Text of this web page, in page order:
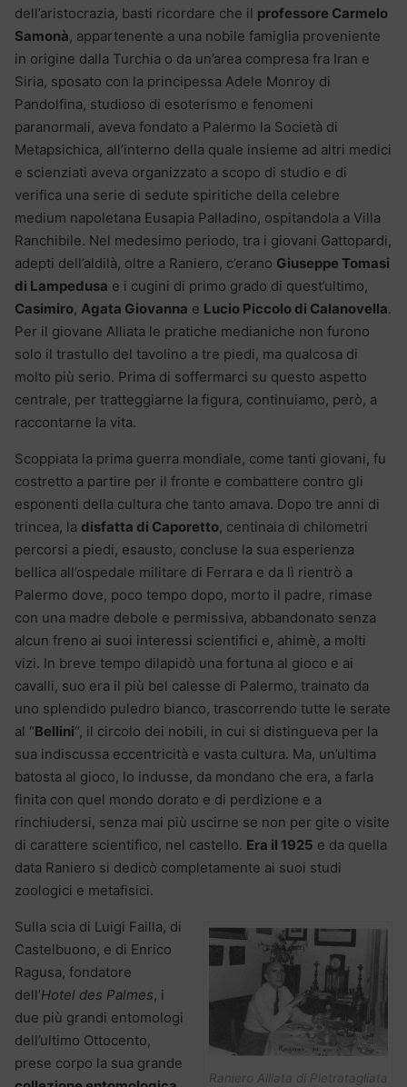
dell’aristocrazia, basti ricordare che il professore Carmelo
Samonà, appartenente a una nobile famiglia proveniente
in origine dalla Turchia o da un’area compresa fra Iran e
Siria, sposato con la principessa Adele Monroy di
Pandolfina, studioso di esoterismo e fenomeni
paranormali, aveva fondato a Palermo la Società di
Metapsichica, all’interno della quale insieme ad altri medici
e scienziati aveva organizzato a scopo di studio e di
verifica una serie di sedute spiritiche della celebre
medium napoletana Eusapia Palladino, ospitandola a Villa
Ranchibile. Nel medesimo periodo, tra i giovani Gattopardi,
adepti dell’aldilà, oltre a Raniero, c’erano Giuseppe Tomasi
di Lampedusa e i cugini di primo grado di quest’ultimo,
Casimiro, Agata Giovanna e Lucio Piccolo di Calanovella.
Per il giovane Alliata le pratiche medianiche non furono
solo il trastullo del tavolino a tre piedi, ma qualcosa di
molto più serio. Prima di soffermarci su questo aspetto
centrale, per tratteggiarne la figura, continuiamo, però, a
raccontarne la vita.
Scoppiata la prima guerra mondiale, come tanti giovani, fu
costretto a partire per il fronte e combattere contro gli
esponenti della cultura che tanto amava. Dopo tre anni di
trincea, la disfatta di Caporetto, centinaia di chilometri
percorsi a piedi, esausto, concluse la sua esperienza
bellica all’ospedale militare di Ferrara e da lì rientrò a
Palermo dove, poco tempo dopo, morto il padre, rimase
con una madre debole e permissiva, abbandonato senza
alcun freno ai suoi interessi scientifici e, ahimè, a molti
vizi. In breve tempo dilapidò una fortuna al gioco e ai
cavalli, suo era il più bel calesse di Palermo, trainato da
uno splendido puledro bianco, trascorrendo tutte le serate
al “Bellini“, il circolo dei nobili, in cui si distingueva per la
sua indiscussa eccentricità e vasta cultura. Ma, un’ultima
batosta al gioco, lo indusse, da mondano che era, a farla
finita con quel mondo dorato e di perdizione e a
rinchiudersi, senza mai più uscirne se non per gite o visite
di carattere scientifico, nel castello. Era il 1925 e da quella
data Raniero si dedicò completamente ai suoi studi
zoologici e metafisici.
Raniero Alliata di Pietratagliata
Sulla scia di Luigi Failla, di
Castelbuono, e di Enrico
Ragusa, fondatore
dell’Hotel des Palmes, i
due più grandi entomologi
dell’ultimo Ottocento,
prese corpo la sua grande